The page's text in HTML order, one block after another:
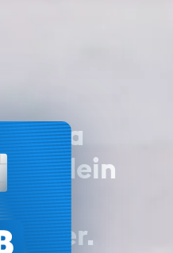
Visa
– dein